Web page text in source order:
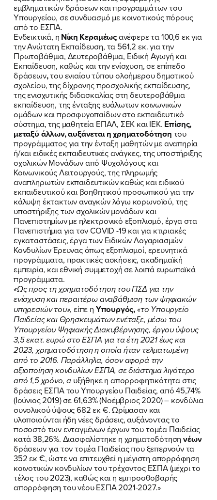
ΝΕΑ
ΕΛΑ ΚΙ ΕΣΥ
FB IN TW YT LN VB TIKTOK
εμβληματικών δράσεων και προγραμμάτων του
Υπουργείου, σε συνδυασμό με κοινοτικούς πόρους
από το ΕΣΠΑ.
Ενδεικτικά, η Νίκη Κεραμέωςανέφερε τα 100,6 εκ για
την Ανώτατη Εκπαίδευση, τα 561,2 εκ. για την
Πρωτοβάθμια, Δευτεροβάθμια, Ειδική Αγωγή και
Εκπαίδευση, καθώς και την ενίσχυση, σε επίπεδο
δράσεων,του ενιαίου τύπου ολοήμερου δημοτικού
σχολείου, της δίχρονης προσχολικής εκπαίδευσης,
της ενισχυτικής διδασκαλίας στη δευτεροβάθμια
εκπαίδευση, της ένταξης ευάλωτων κοινωνικών
ομάδων και προσφυγοπαίδων στο εκπαιδευτικό
σύστημα, της μαθητεία ΕΠΑΛ, ΣΕΚ και ΙΕΚ. Επίσης,
μεταξύ άλλων, αυξάνεται η χρηματοδότηση του
προγράμματος για την ένταξη μαθητών με αναπηρία
ή/και ειδικές εκπαιδευτικές ανάγκες, της υποστήριξης
σχολικών Μονάδων από Ψυχολόγους και
Κοινωνικούς Λειτουργούς, της πληρωμής
αναπληρωτών εκπαιδευτικών καθώς και ειδικού
εκπαιδευτικού και βοηθητικού προσωπικού για την
κάλυψη έκτακτων αναγκών λόγω κορωνοϊού, της
υποστήριξης των σχολικών μονάδων και
Πανεπιστημίων με ηλεκτρονικό εξοπλισμό, έργα στα
Πανεπιστήμια για τον COVID -19 και για κτιριακές
εγκαταστάσεις, έργα των Ειδικών Λογαριασμών
Κονδυλίων Έρευνας όπως εξοπλισμοί, ερευνητικά
προγράμματα, πρακτικές ασκήσεις, ακαδημαϊκή
εμπειρία, και εθνική συμμετοχή σε λοιπά ευρωπαϊκά
προγράμματα.
«Ως προς τη χρηματοδότηση του ΠΣΔ για την
ενίσχυση και περαιτέρω αναβάθμιση των ψηφιακών
υπηρεσιών του»,είπε η Υπουργός,«το Υπουργείο
Παιδείας και Θρησκευμάτων ενέταξε, μέσω του
Υπουργείου Ψηφιακής Διακυβέρνησης, έργου ύψους
3,5 εκατ. ευρώ στο ΕΣΠΑ για τα έτη 2021 έως και
2023, χρηματοδότηση η οποία ήταν τελματωμένη
από το 2016. Παράλληλα, όσον αφορά την
αξιοποίηση κονδυλίων ΕΣΠΑ, σε διάστημα λιγότερο
από 1,5 χρόνο, α υξήθηκε η απορροφητικότητα στις
δράσεις ΕΣΠΑ του Υπουργείου Παιδείας, από 45,74%
(Ιούνιος 2019) σε 61,63% (Νοέμβριος 2020) – κονδύλια
συνολικού ύψους 682 εκ €. Ωρίμασαν και
υλοποιούνται ήδη νέες δράσεις, αυξάνοντας το
ποσοστό των ενταγμένων έργων του τομέα Παιδείας
κατά 38,26%. Διασφαλίστηκε η χρηματοδότησηνέων
δράσεων για τον τομέα Παιδείας που ξεπερνούν τα
352 εκ €, ώστε να επιτευχθεί η μέγιστη απορρόφηση
κοινοτικών κονδυλίων του τρέχοντος ΕΣΠΑ (μέχρι το
τέλος του 2023), καθώς και η εμπροσθοβαρής
απορρόφηση του νέου ΕΣΠΑ 2021-2027.»